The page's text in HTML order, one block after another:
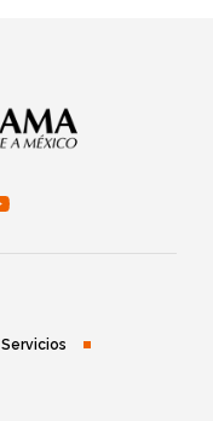
Servicios